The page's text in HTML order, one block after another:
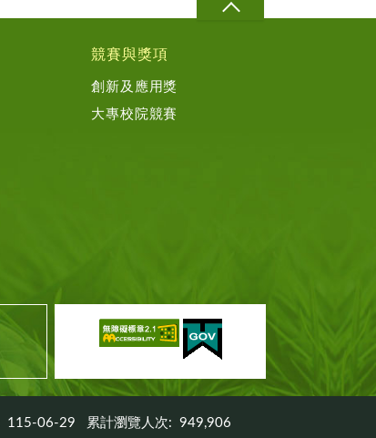
競賽與獎項
創新及應用獎
大專校院競賽
115-06-29 累計瀏覽人次: 949,906